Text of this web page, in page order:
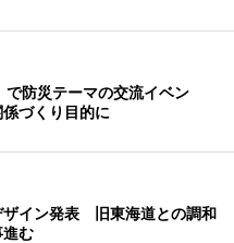
防災テーマの交流イベン
づくり目的に
ザイン発表 旧東海道との調和
進む